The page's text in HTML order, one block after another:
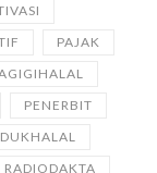
PAJAK
PENERBIT
RADIODAKTA